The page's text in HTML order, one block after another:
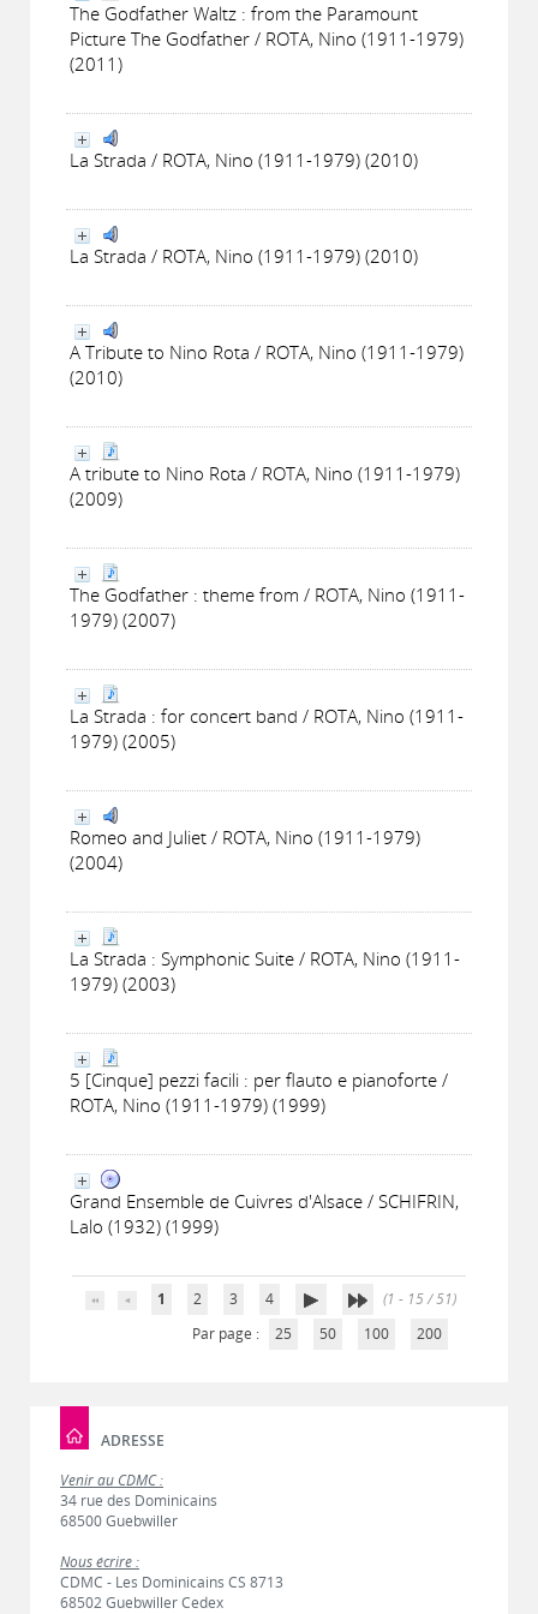
The Godfather Waltz : from the Paramount
Picture The Godfather / ROTA, Nino (1911-1979)
(2011)
La Strada / ROTA, Nino (1911-1979) (2010)
La Strada / ROTA, Nino (1911-1979) (2010)
A Tribute to Nino Rota / ROTA, Nino (1911-1979)
(2010)
A tribute to Nino Rota / ROTA, Nino (1911-1979)
(2009)
The Godfather : theme from / ROTA, Nino (1911-
1979) (2007)
La Strada : for concert band / ROTA, Nino (1911-
1979) (2005)
Romeo and Juliet / ROTA, Nino (1911-1979)
(2004)
La Strada : Symphonic Suite / ROTA, Nino (1911-
1979) (2003)
5 [Cinque] pezzi facili : per flauto e pianoforte /
ROTA, Nino (1911-1979) (1999)
Grand Ensemble de Cuivres d'Alsace / SCHIFRIN,
Lalo (1932) (1999)
1 2 3 4
(1 - 15 / 51)
Par page :
25 50 100 200
ADRESSE
Venir au CDMC :
34 rue des Dominicains
68500 Guebwiller
Nous écrire :
CDMC - Les Dominicains CS 8713
68502 Guebwiller Cedex